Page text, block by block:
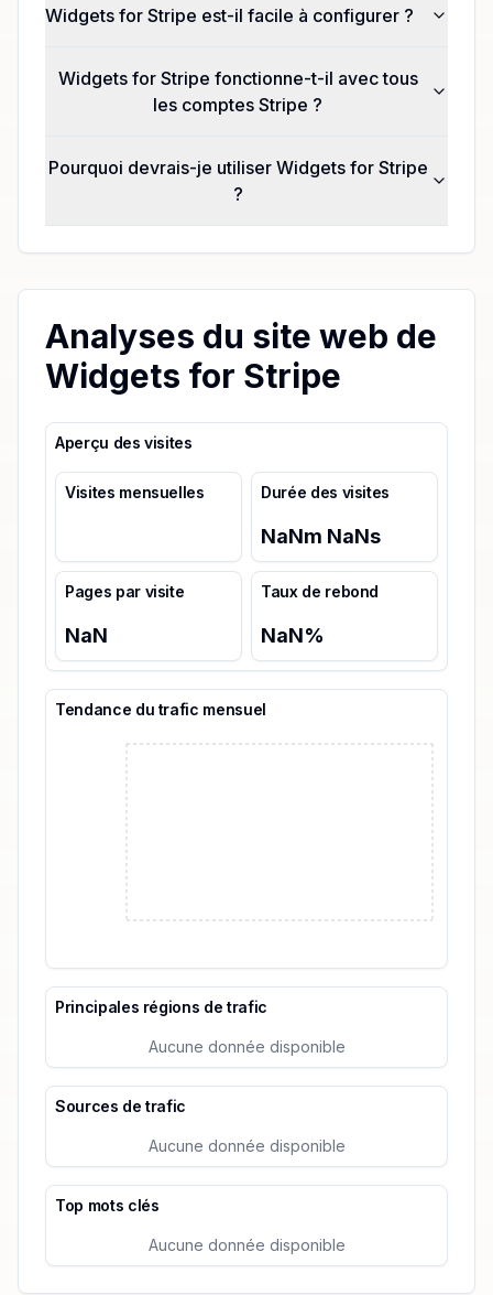
Widgets for Stripe est-il facile à configurer ?
Widgets for Stripe fonctionne-t-il avec tous
les comptes Stripe ?
Pourquoi devrais-je utiliser Widgets for Stripe
?
Analyses du site web de
Widgets for Stripe
Aperçu des visites
Visites mensuelles Durée des visites
NaNm NaNs
Pages par visite
NaN
Taux de rebond
NaN%
Tendance du trafic mensuel
Principales régions de trafic
Aucune donnée disponible
Sources de trafic
Aucune donnée disponible
Top mots clés
Aucune donnée disponible